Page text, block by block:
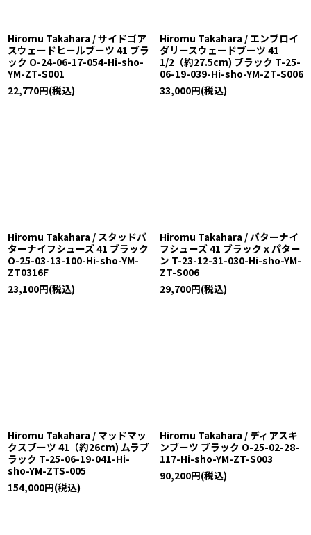
Hiromu Takahara / サイドゴア
スウェードヒールブーツ 41 ブラ
ック O-24-06-17-054-Hi-sho-
YM-ZT-S001
22,770円(税込)
Hiromu Takahara / エンブロイ
ダリースウェードブーツ 41
1/2（約27.5cm) ブラック T-25-
06-19-039-Hi-sho-YM-ZT-S006
33,000円(税込)
Hiromu Takahara / スタッドバ
ターナイフシューズ 41 ブラック
O-25-03-13-100-Hi-sho-YM-
ZT0316F
23,100円(税込)
Hiromu Takahara / バターナイ
フシューズ 41 ブラックｘパター
ン T-23-12-31-030-Hi-sho-YM-
ZT-S006
29,700円(税込)
Hiromu Takahara / マッドマッ
クスブーツ 41（約26cm) ムラブ
ラック T-25-06-19-041-Hi-
sho-YM-ZTS-005
154,000円(税込)
Hiromu Takahara / ディアスキ
ンブーツ ブラック O-25-02-28-
117-Hi-sho-YM-ZT-S003
90,200円(税込)